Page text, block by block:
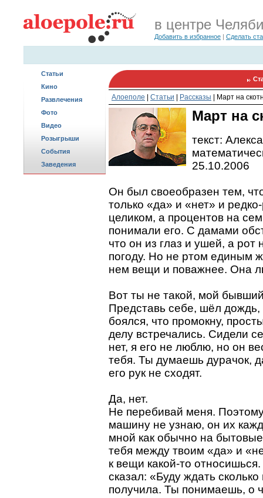
в центре
Добавить в избранное | Сделать
Статьи
Кино
Развлечения
Фото
Видео
Розыгрыши
События
Заведения
Алоеполе Статьи Рассказы Март на
Март на
текст:
25.10.2006
Он был своеобразен тем,
только «да» и «нет» и
целиком, а процентов на
понимали его. С дамами
что он из глаз и ушей, а рот
погоду. Но не ртом единым
нем вещи и поважнее. Она
Вот ты не такой, мой
Представь себе, шёл дождь,
боялся, что промокну,
делу встречались. Сидели
нет, я его не люблю, но он
тебя. Ты думаешь дурачок,
его рук не сходят.
Да, нет.
Не перебивай меня.
машину не узнаю, он их
мной как обычно на
тебя между твоим «да» и
к вещи какой-то
сказал: «Буду ждать
получила. Ты понимаешь, о